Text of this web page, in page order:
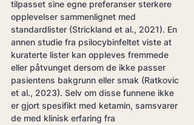
tilpasset sine egne preferanser sterkere
opplevelser sammenlignet med
standardlister (Strickland et al., 2021). En
annen studie fra psilocybinfeltet viste at
kuraterte lister kan oppleves fremmede
eller påtvunget dersom de ikke passer
pasientens bakgrunn eller smak (Ratkovic
et al., 2023). Selv om disse funnene ikke
er gjort spesifikt med ketamin, samsvarer
de med klinisk erfaring fra